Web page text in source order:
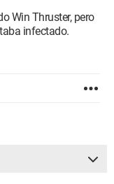
Win Thruster, pero
infectado.